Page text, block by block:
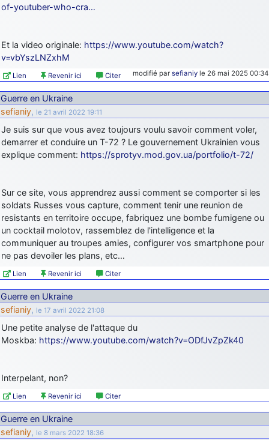
of-youtuber-who-cra…
Et la video originale: https://www.youtube.com/watch?
v=vbYszLNZxhM
Lien Revenir ici Citer modifié par sefianiy le 26 mai 2025 00:34
Guerre en Ukraine
sefianiy, le 21 avril 2022 19:11
Je suis sur que vous avez toujours voulu savoir comment voler,
demarrer et conduire un T-72 ? Le gouvernement Ukrainien vous
explique comment: https://sprotyv.mod.gov.ua/portfolio/t-72/
Sur ce site, vous apprendrez aussi comment se comporter si les
soldats Russes vous capture, comment tenir une reunion de
resistants en territoire occupe, fabriquez une bombe fumigene ou
un cocktail molotov, rassemblez de l'intelligence et la
communiquer au troupes amies, configurer vos smartphone pour
ne pas devoiler les plans, etc…
Lien Revenir ici Citer
Guerre en Ukraine
sefianiy, le 17 avril 2022 21:08
Une petite analyse de l'attaque du
Moskba: https://www.youtube.com/watch?v=ODfJvZpZk40
Interpelant, non?
Lien Revenir ici Citer
Guerre en Ukraine
sefianiy, le 8 mars 2022 18:36